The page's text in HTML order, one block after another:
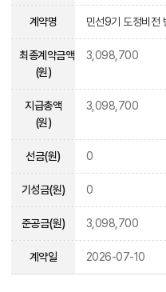
계약명 민선9기 도정비전
최종계약금액
(원)
3,098,700
지급총액
(원)
3,098,700
선금(원) 0
기성금(원) 0
준공금(원) 3,098,700
계약일 2026-07-10